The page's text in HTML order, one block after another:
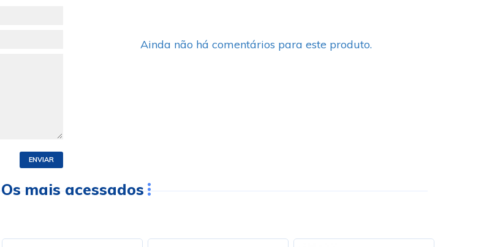
ENVIAR
Ainda não há comentários para este produto.
Os mais acessados